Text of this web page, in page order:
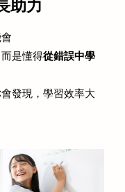
助力
是懂得從錯誤中學
發現，學習效率大